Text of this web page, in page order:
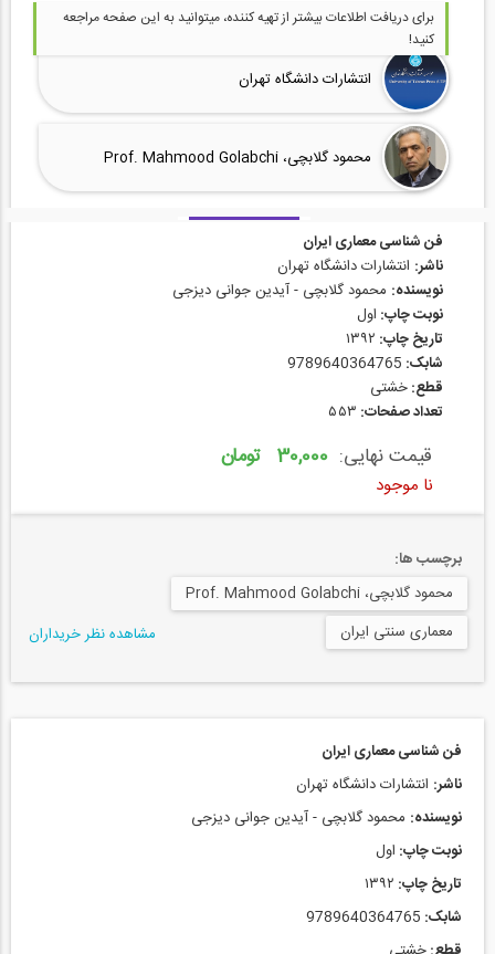
برای دریافت اطلاعات بیشتر از تهیه کننده، میتوانید به این صفحه مراجعه
کنید!
انتشارات دانشگاه تهران
محمود گلابچی، Prof. Mahmood Golabchi
فن شناسی معماری ایران
ناشر: انتشارات دانشگاه تهران
نویسنده: محمود گلابچی - آیدین جوانی دیزجی
نوبت چاپ: اول
تاریخ چاپ: ۱۳۹۲
شابک: 9789640364765
قطع:خشتی
تعداد صفحات: ۵۵۳
قیمت نهایی: 30,000 تومان
نا موجود
برچسب ها:
محمود گلابچی، Prof. Mahmood Golabchi
معماری سنتی ایران
مشاهده نظر خریداران
فن شناسی معماری ایران
ناشر: انتشارات دانشگاه تهران
نویسنده: محمود گلابچی - آیدین جوانی دیزجی
نوبت چاپ: اول
تاریخ چاپ: ۱۳۹۲
شابک: 9789640364765